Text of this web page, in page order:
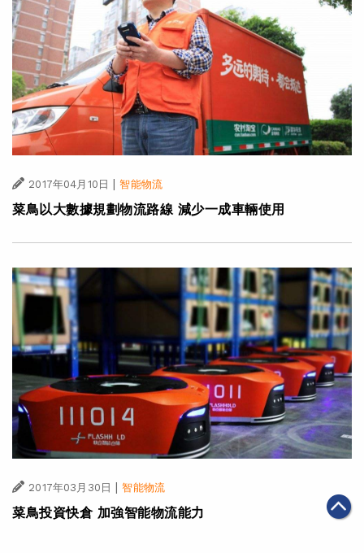
2017年04月10日 | 智能物流
菜鳥以大數據規劃物流路線 減少一成車輛使用
2017年03月30日 | 智能物流
菜鳥投資快倉 加強智能物流能力